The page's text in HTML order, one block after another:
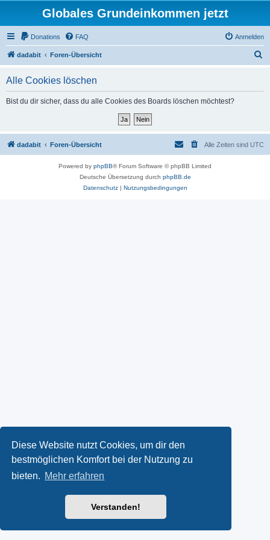
Diese Website nutzt Cookies, um dir den
bestmöglichen Komfort bei der Nutzung zu
bieten. Mehr erfahren
Verstanden!
Globales Grundeinkommen jetzt
Donations FAQ Anmelden
dadabit Foren-Übersicht
Alle Cookies löschen
Bist du dir sicher, dass du alle Cookies des Boards löschen möchtest?
dadabit Foren-Übersicht Alle Zeiten sind UTC
Powered by phpBB® Forum Software © phpBB Limited
Deutsche Übersetzung durch phpBB.de
Datenschutz| Nutzungsbedingungen